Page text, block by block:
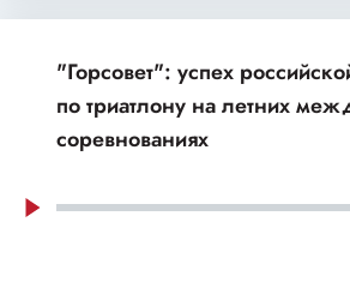
"Горсовет": успех
по триатлону на летних
соревнованиях